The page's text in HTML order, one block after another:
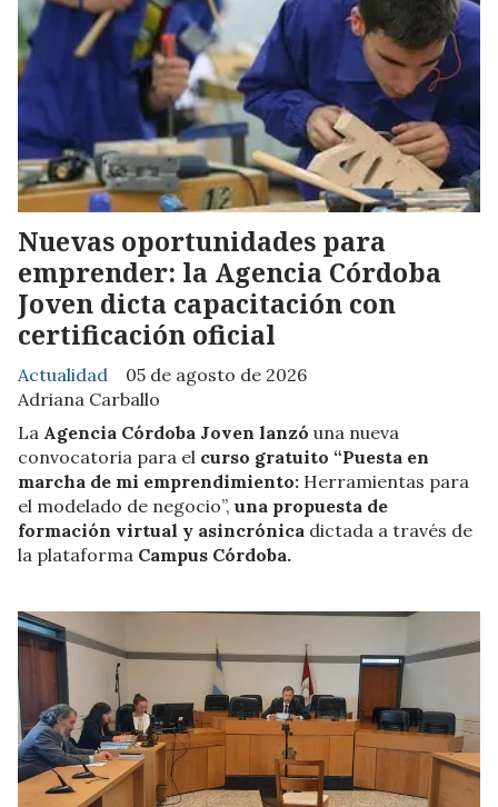
Nuevas oportunidades para
emprender: la Agencia Córdoba
Joven dicta capacitación con
certificación oficial
Adriana Carballo
Actualidad 05 de agosto de 2026
La Agencia Córdoba Joven lanzó una nueva
convocatoria para el curso gratuito “Puesta en
marcha de mi emprendimiento: Herramientas para
el modelado de negocio”, una propuesta de
formación virtual y asincrónica dictada a través de
la plataforma Campus Córdoba.